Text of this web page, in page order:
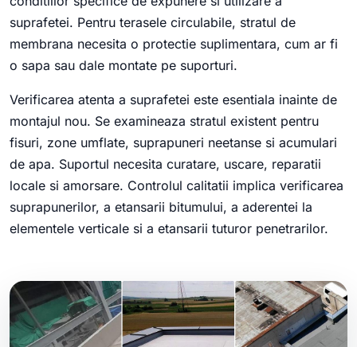
suprafetei. Pentru terasele circulabile, stratul de
membrana necesita o protectie suplimentara, cum ar fi
o sapa sau dale montate pe suporturi.
Verificarea atenta a suprafetei este esentiala inainte de
montajul nou. Se examineaza stratul existent pentru
fisuri, zone umflate, suprapuneri neetanse si acumulari
de apa. Suportul necesita curatare, uscare, reparatii
locale si amorsare. Controlul calitatii implica verificarea
suprapunerilor, a etansarii bitumului, a aderentei la
elementele verticale si a etansarii tuturor penetrarilor.